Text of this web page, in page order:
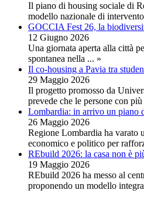
Il piano di housing sociale di
modello nazionale di intervento
GOCCIA Fest 26, la
12 Giugno 2026
Una giornata aperta alla città
spontanea nella ... »
Il co-housing a Pavia tra
29 Maggio 2026
Il progetto promosso da
prevede che le persone con più
Lombardia: in arrivo un piano
26 Maggio 2026
Regione Lombardia ha varato
economico e politico per
REbuild 2026: la casa non è
19 Maggio 2026
REbuild 2026 ha messo al
proponendo un modello